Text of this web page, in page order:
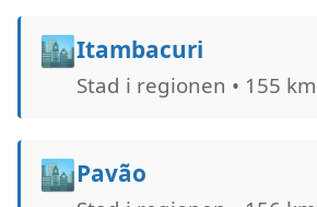
🏙️Itambacuri
Stad i regionen • 155 km
🏙️Pavão